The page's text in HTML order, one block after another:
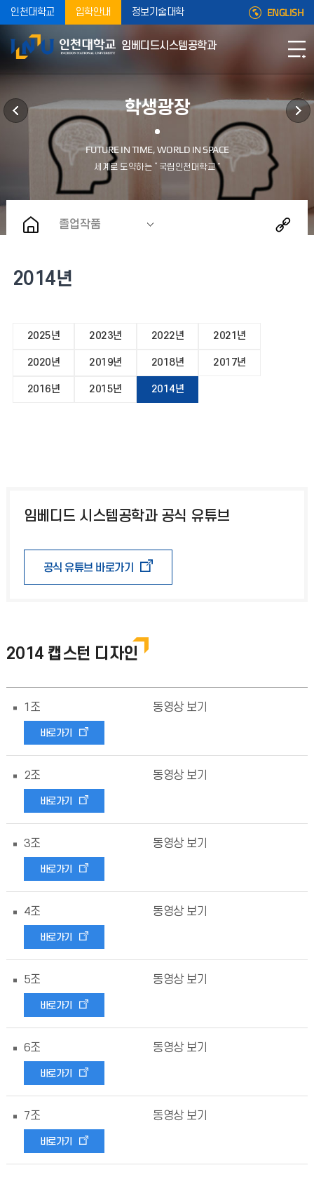
인천대학교 입학안내 정보기술대학 ENGLISH
임베디드시스템공학과
학생광장
졸업작품
2014년
2025년 2023년 2022년 2021년
2020년 2019년 2018년 2017년
2016년 2015년 2014년
임베디드 시스템공학과 공식 유튜브
공식 유튜브 바로가기
2014 캡스턴 디자인
1조 동영상 보기
바로가기
2조 동영상 보기
바로가기
3조 동영상 보기
바로가기
4조 동영상 보기
바로가기
5조 동영상 보기
바로가기
6조 동영상 보기
바로가기
7조 동영상 보기
바로가기